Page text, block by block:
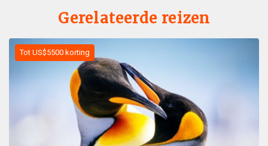
Gerelateerde reizen
Tot US$5500 korting